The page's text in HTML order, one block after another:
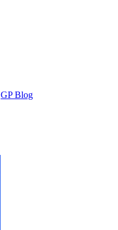
GP Blog